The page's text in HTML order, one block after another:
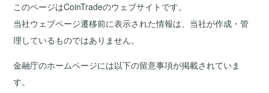
このページはCoinTradeのウェブサイトです。
当社ウェブページ遷移前に表示された情報は、当社が作成・管
理しているものではありません。
金融庁のホームページには以下の留意事項が掲載されていま
す。